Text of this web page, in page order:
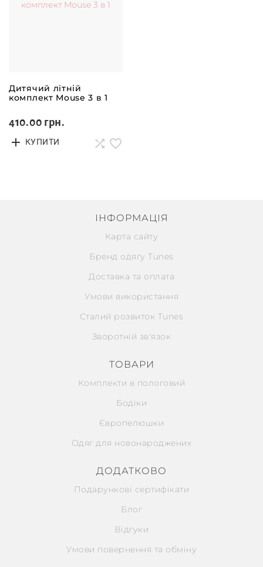
Дитячий літній
комплект Mouse 3 в 1
410.00 грн.
КУПИТИ
ІНФОРМАЦІЯ
Карта сайту
Бренд одягу Tunes
Доставка та оплата
Умови використання
Сталий розвиток Tunes
Зворотній зв'язок
ТОВАРИ
Комплекти в пологовий
Бодіки
Європелюшки
Одяг для новонароджених
ДОДАТКОВО
Подарункові сертифікати
Блог
Відгуки
Умови повернення та обміну